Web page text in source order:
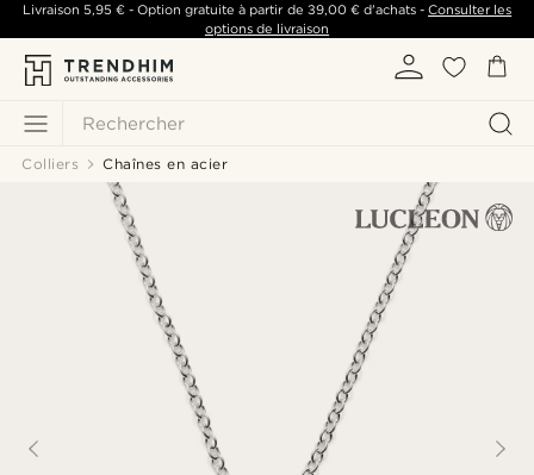
Rechercher
Livraison 5,95 €- Option gratuite à partir de 39,00 €d'achats -Consulter les
options de livraison
Colliers Chaînes en acier